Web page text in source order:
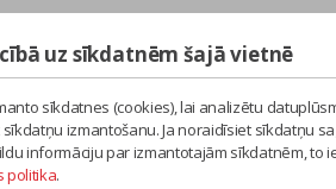
uz sīkdatnēm šajā vietnē
sīkdatnes (cookies), lai analizētu
izmantošanu. Ja noraidīsiet sīkdatņu
informāciju par izmantotajām sīkdatnēm,
politika.